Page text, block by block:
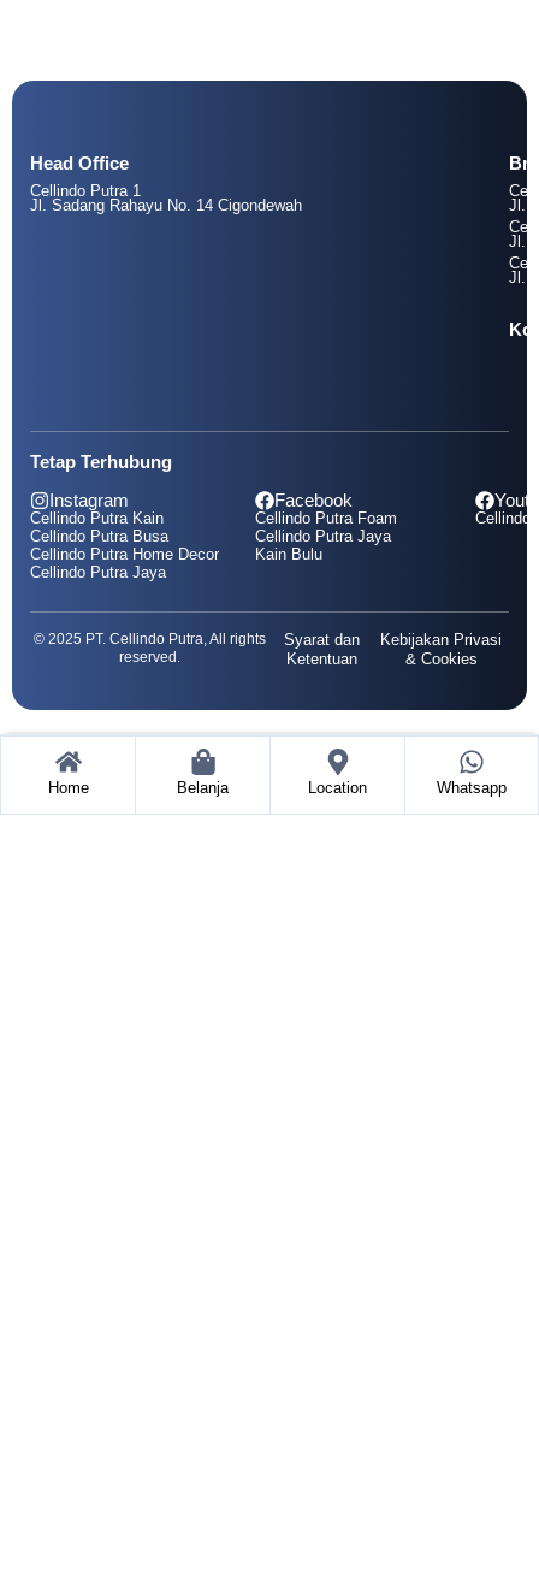
Head Office
Cellindo Putra 1
Jl. Sadang Rahayu No. 14 Cigondewah
Jl.
Jl.
Jl.
Tetap Terhubung
Instagram
Cellindo Putra Kain
Cellindo Putra Busa
Cellindo Putra Home Decor
Cellindo Putra Jaya
Facebook
Cellindo Putra Foam
Cellindo Putra Jaya
Kain Bulu
Cellindo
© 2025 PT. Cellindo Putra, All rights
reserved.
Syarat dan
Ketentuan
Kebijakan Privasi
& Cookies
Home Belanja Location Whatsapp